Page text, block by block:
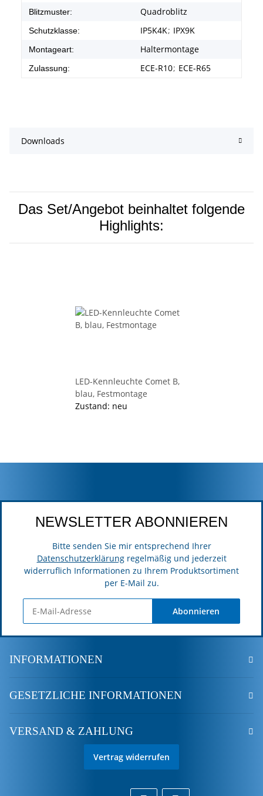
Blitzmuster: Quadroblitz
Schutzklasse: IP5K4K; IPX9K
Montageart: Haltermontage
Zulassung: ECE-R10; ECE-R65
Downloads
Das Set/Angebot beinhaltet folgende
Highlights:
LED-Kennleuchte Comet B,
blau, Festmontage
Zustand: neu
NEWSLETTER ABONNIEREN
Bitte senden Sie mir entsprechend Ihrer
Datenschutzerklärungregelmäßig und jederzeit
widerruflich Informationen zu Ihrem Produktsortiment
per E-Mail zu.
Abonnieren
INFORMATIONEN
GESETZLICHE INFORMATIONEN
VERSAND & ZAHLUNG
Vertrag widerrufen